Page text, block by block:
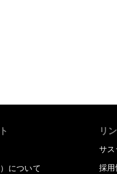
について
リ
サ
採